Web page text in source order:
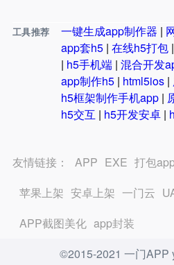
工具推荐 一键生成app制作器 |
app套h5 | 在线h5打包 |
| h5手机端 | 混合开发
app制作h5 | html5ios |
h5框架制作手机app |
h5交互 | h5开发安卓 |
友情链接： APP EXE 打包
苹果上架 安卓上架 一门云
APP截图美化 app封装
©2015-2021 一门APP